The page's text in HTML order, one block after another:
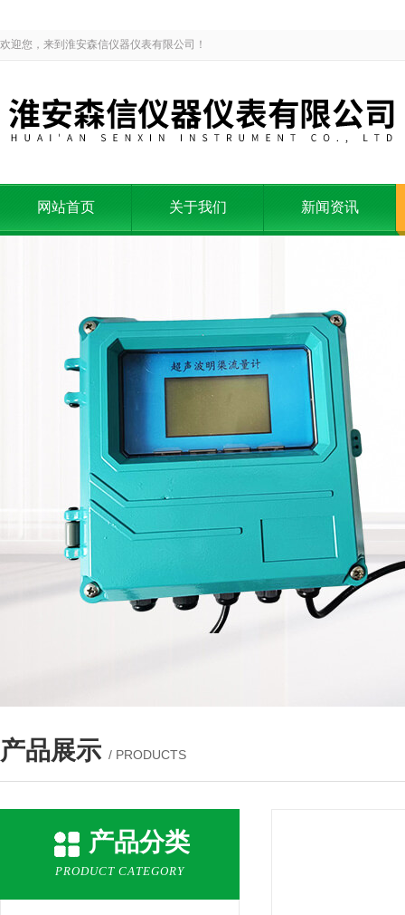
欢迎您，来到淮安森信仪器仪表有限公司！
网站首页 关于我们 新闻资讯
产品展示 / PRODUCTS
产品分类
PRODUCT CATEGORY